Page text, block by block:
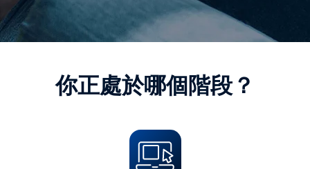
你正處於哪個階段？